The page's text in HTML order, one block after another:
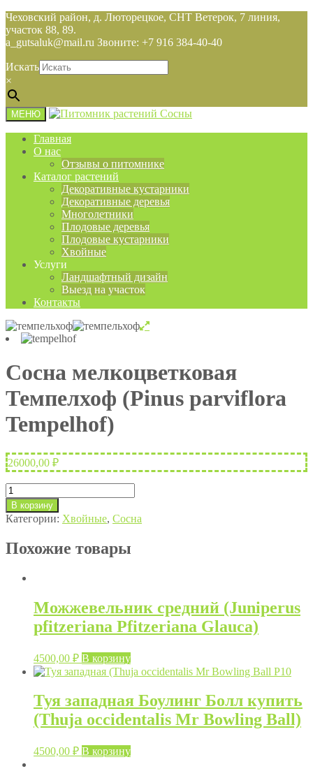
Чеховский район, д. Люторецкое, СНТ Ветерок, 7 линия,
участок 88, 89.
a_gutsaluk@mail.ru Звоните: +7 916 384-40-40
Искать
×
МЕНЮ
Главная
О нас
Отзывы о питомнике
Каталог растений
Декоративные кустарники
Декоративные деревья
Многолетники
Плодовые деревья
Плодовые кустарники
Хвойные
Услуги
Ландшафтный дизайн
Выезд на участок
Контакты
Cосна мелкоцветковая
Темпелхоф (Pinus parviflora
Tempelhof)
26000,00 ₽
Количество
товара
Cосна
мелкоцветковая
(Pinus
Tempelhof)
В корзину
Категории: Хвойные, Сосна
Похожие товары
Можжевельник средний (Juniperus
pfitzeriana Pfitzeriana Glauca)
4500,00 ₽ В корзину
Туя западная Боулинг Болл купить
(Thuja occidentalis Mr Bowling Ball)
4500,00 ₽ В корзину